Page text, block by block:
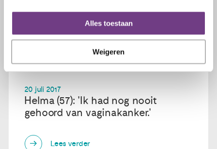
Alles toestaan
Weigeren
20 juli 2017
Helma (57): 'Ik had nog nooit
gehoord van vaginakanker.'
Lees verder